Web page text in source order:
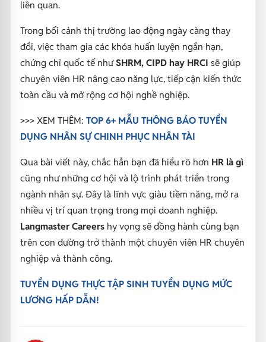
liên quan.
Trong bối cảnh thị trường lao động ngày càng thay
đổi, việc tham gia các khóa huấn luyện ngắn hạn,
chứng chỉ quốc tế nhưSHRM, CIPD hay HRCI sẽ giúp
chuyên viên HR nâng cao năng lực, tiếp cận kiến thức
toàn cầu và mở rộng cơ hội nghề nghiệp.
>>> XEM THÊM: TOP 6+ MẪU THÔNG BÁO TUYỂN
DỤNG NHÂN SỰ CHINH PHỤC NHÂN TÀI
Qua bài viết này, chắc hẳn bạn đã hiểu rõ hơn HR là gì
cũng như những cơ hội và lộ trình phát triển trong
ngành nhân sự. Đây là lĩnh vực giàu tiềm năng, mở ra
nhiều vị trí quan trọng trong mọi doanh nghiệp.
Langmaster Careers hy vọng sẽ đồng hành cùng bạn
trên con đường trở thành một chuyên viên HR chuyên
nghiệp và thành công.
TUYỂN DỤNG THỰC TẬP SINH TUYỂN DỤNG MỨC
LƯƠNG HẤP DẪN!